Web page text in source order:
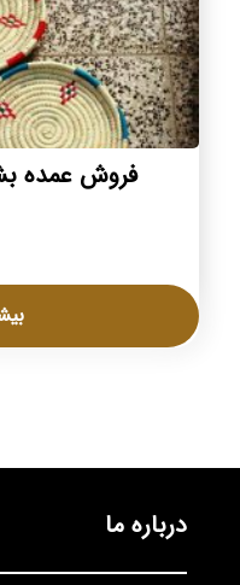
فروش عمده
درباره ما